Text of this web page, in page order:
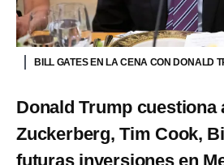
BILL GATES EN LA CENA CON DONALD
Donald Trump cuestiona
Zuckerberg, Tim Cook,
futuras inversiones en